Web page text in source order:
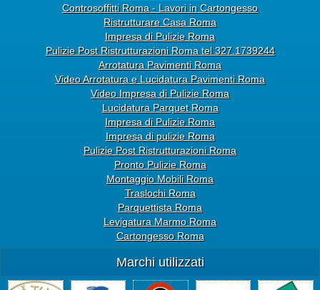
Controsoffitti Roma - Lavori in Cartongesso
Ristrutturare Casa Roma
Impresa di Pulizie Roma
Pulizie Post Ristrutturazioni Roma tel 327.1739244
Arrotatura Pavimenti Roma
Video Arrotatura e Lucidatura Pavimenti Roma
Video Impresa di Pulizie Roma
Lucidatura Parquet Roma
Impresa di Pulizie Roma
Impresa di pulizie Roma
Pulizie Post Ristrutturazioni Roma
Pronto Pulizie Roma
Montaggio Mobili Roma
Traslochi Roma
Parquettista Roma
Levigatura Marmo Roma
Cartongesso Roma
Marchi utilizzati